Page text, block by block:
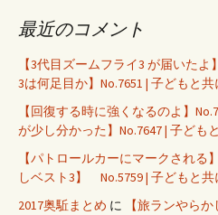
最近のコメント
【3代目ズームフライ3 が届いた
3は何足目か】No.7651 | 子どもと
【回復する時に強くなるのよ】
が少し分かった】No.7647 | 子ど
【パトロールカーにマークされる
しベスト3】 No.5759 | 子どもと
2017奥駈まとめ に
【旅ランやら